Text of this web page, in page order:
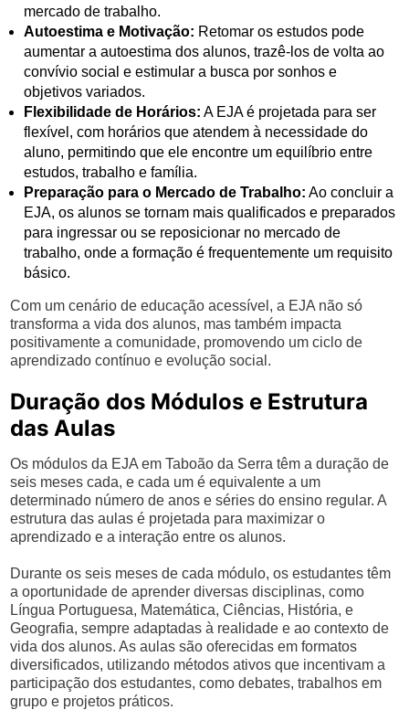
mercado de trabalho.
Autoestima e Motivação: Retomar os estudos pode
aumentar a autoestima dos alunos, trazê-los de volta ao
convívio social e estimular a busca por sonhos e
objetivos variados.
Flexibilidade de Horários: A EJA é projetada para ser
flexível, com horários que atendem à necessidade do
aluno, permitindo que ele encontre um equilíbrio entre
estudos, trabalho e família.
Preparação para o Mercado de Trabalho: Ao concluir a
EJA, os alunos se tornam mais qualificados e preparados
para ingressar ou se reposicionar no mercado de
trabalho, onde a formação é frequentemente um requisito
básico.
Com um cenário de educação acessível, a EJA não só
transforma a vida dos alunos, mas também impacta
positivamente a comunidade, promovendo um ciclo de
aprendizado contínuo e evolução social.
Duração dos Módulos e Estrutura
das Aulas
Os módulos da EJA em Taboão da Serra têm a duração de
seis meses cada, e cada um é equivalente a um
determinado número de anos e séries do ensino regular. A
estrutura das aulas é projetada para maximizar o
aprendizado e a interação entre os alunos.
Durante os seis meses de cada módulo, os estudantes têm
a oportunidade de aprender diversas disciplinas, como
Língua Portuguesa, Matemática, Ciências, História, e
Geografia, sempre adaptadas à realidade e ao contexto de
vida dos alunos. As aulas são oferecidas em formatos
diversificados, utilizando métodos ativos que incentivam a
participação dos estudantes, como debates, trabalhos em
grupo e projetos práticos.